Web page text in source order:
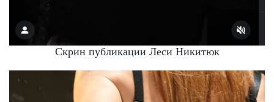
Скрин публикации Леси Никитюк